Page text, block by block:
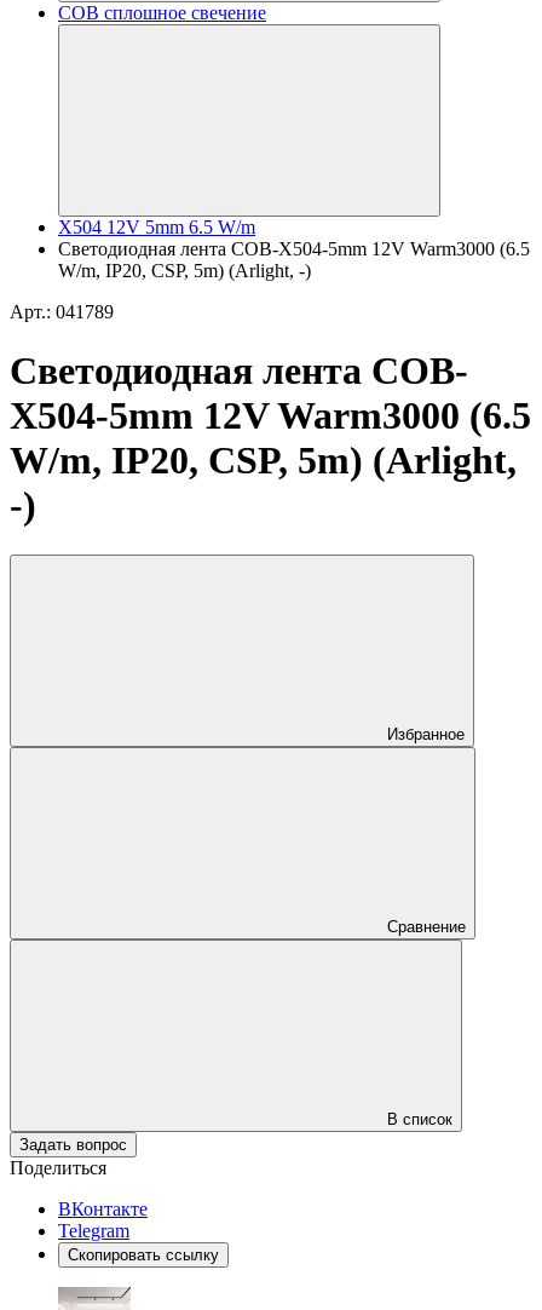
COB сплошное свечение
X504 12V 5mm 6.5 W/m
Светодиодная лента COB-X504-5mm 12V Warm3000 (6.5
W/m, IP20, CSP, 5m) (Arlight, -)
Арт.: 041789
Светодиодная лента COB-
X504-5mm 12V Warm3000 (6.5
W/m, IP20, CSP, 5m) (Arlight,
-)
Избранное
Сравнение
В список
Задать вопрос
Поделиться
ВКонтакте
Telegram
Скопировать ссылку